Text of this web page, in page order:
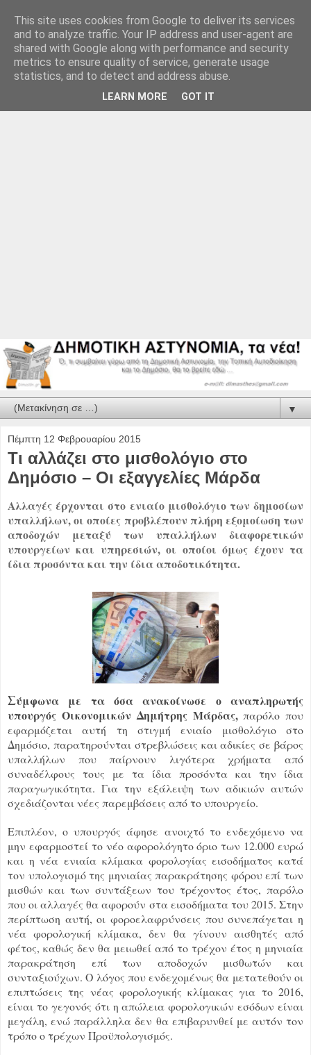
▼
Πέμπτη 12 Φεβρουαρίου 2015
Τι αλλάζει στο μισθολόγιο στο
Δημόσιο – Οι εξαγγελίες Μάρδα
Αλλαγές έρχονται στο ενιαίο μισθολόγιο των δημοσίων
υπαλλήλων, οι οποίες προβλέπουν πλήρη εξομοίωση των
αποδοχών μεταξύ των υπαλλήλων διαφορετικών
υπουργείων και υπηρεσιών, οι οποίοι όμως έχουν τα
ίδια προσόντα και την ίδια αποδοτικότητα.
Σύμφωνα με τα όσα ανακοίνωσε ο αναπληρωτής
υπουργός Οικονομικών Δημήτρης Μάρδας,παρόλο που
εφαρμόζεται αυτή τη στιγμή ενιαίο μισθολόγιο στο
Δημόσιο, παρατηρούνται στρεβλώσεις και αδικίες σε βάρος
υπαλλήλων που παίρνουν λιγότερα χρήματα από
συναδέλφους τους με τα ίδια προσόντα και την ίδια
παραγωγικότητα. Για την εξάλειψη των αδικιών αυτών
σχεδιάζονται νέες παρεμβάσεις από το υπουργείο.
Επιπλέον, ο υπουργός άφησε ανοιχτό το ενδεχόμενο να
μην εφαρμοστεί το νέο αφορολόγητο όριο των 12.000 ευρώ
και η νέα ενιαία κλίμακα φορολογίας εισοδήματος κατά
τον υπολογισμό της μηνιαίας παρακράτησης φόρου επί των
μισθών και των συντάξεων του τρέχοντος έτος, παρόλο
που οι αλλαγές θα αφορούν στα εισοδήματα του 2015. Στην
περίπτωση αυτή, οι φοροελαφρύνσεις που συνεπάγεται η
νέα φορολογική κλίμακα, δεν θα γίνουν αισθητές από
φέτος, καθώς δεν θα μειωθεί από το τρέχον έτος η μηνιαία
παρακράτηση επί των αποδοχών μισθωτών και
συνταξιούχων. Ο λόγος που ενδεχομένως θα μετατεθούν οι
επιπτώσεις της νέας φορολογικής κλίμακας για το 2016,
είναι το γεγονός ότι η απώλεια φορολογικών εσόδων είναι
μεγάλη, ενώ παράλληλα δεν θα επιβαρυνθεί με αυτόν τον
τρόπο ο τρέχων Προϋπολογισμός.
This site uses cookies from Google to deliver its services
and to analyze traffic. Your IP address and user-agent are
shared with Google along with performance and security
metrics to ensure quality of service, generate usage
statistics, and to detect and address abuse.
LEARN MORE GOT IT